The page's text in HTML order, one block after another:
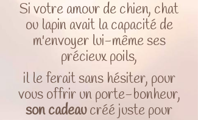
Si votre amour de chien, chat
ou lapin avait la capacité de
m'envoyer lui-même ses
précieux poils,
il le ferait sans hésiter, pour
vous offrir un porte-bonheur,
son cadeaucréé juste pour